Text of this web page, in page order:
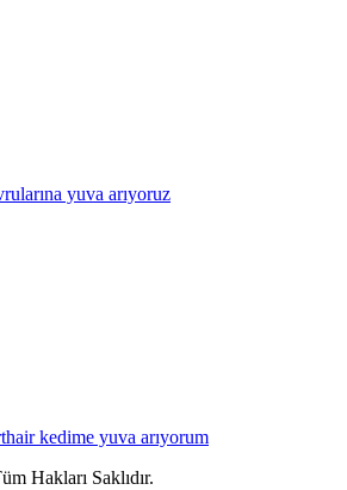
yuva arıyoruz
kedime yuva arıyorum
Hakları Saklıdır.